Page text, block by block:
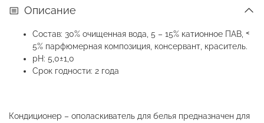
Описание
Состав: 30% очищенная вода, 5 – 15% катионное ПАВ, ˂
5% парфюмерная композиция, консервант, краситель.
рН: 5,0±1,0
Срок годности: 2 года
Кондиционер – ополаскиватель для белья предназначен для